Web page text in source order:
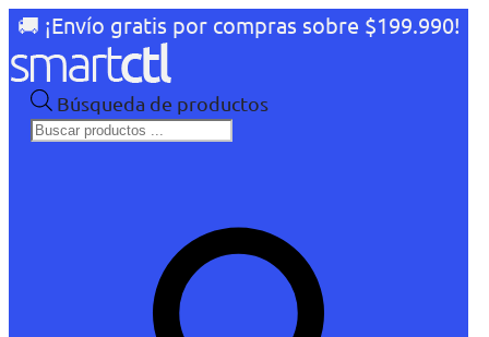
🚚 ¡Envío gratis por compras sobre $199.990!
Búsqueda de productos